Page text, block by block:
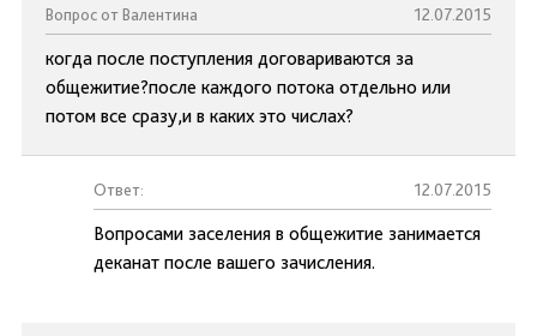
Вопрос от Валентина 12.07.2015
когда после поступления договариваются за
общежитие?после каждого потока отдельно или
потом все сразу,и в каких это числах?
Ответ: 12.07.2015
Вопросами заселения в общежитие занимается
деканат после вашего зачисления.